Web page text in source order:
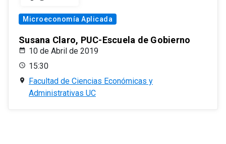
Microeconomía Aplicada
Susana Claro, PUC-Escuela de Gobierno
10 de Abril de 2019
15:30
Facultad de Ciencias Económicas y
Administrativas UC